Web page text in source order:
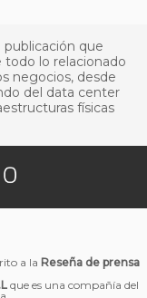
publicación que
todo lo relacionado
negocios, desde
del data center
físicas
a la Reseña de prensa
que es una compañía del